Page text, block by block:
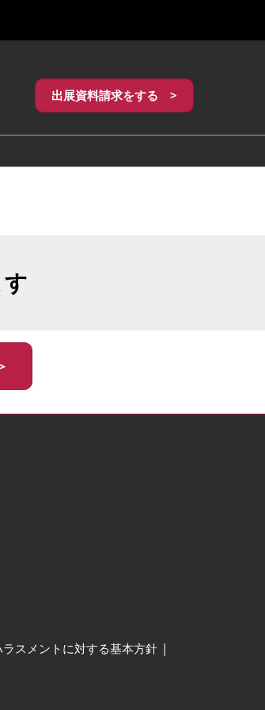
出展資料請求をする >
ラスメントに対する基本方針